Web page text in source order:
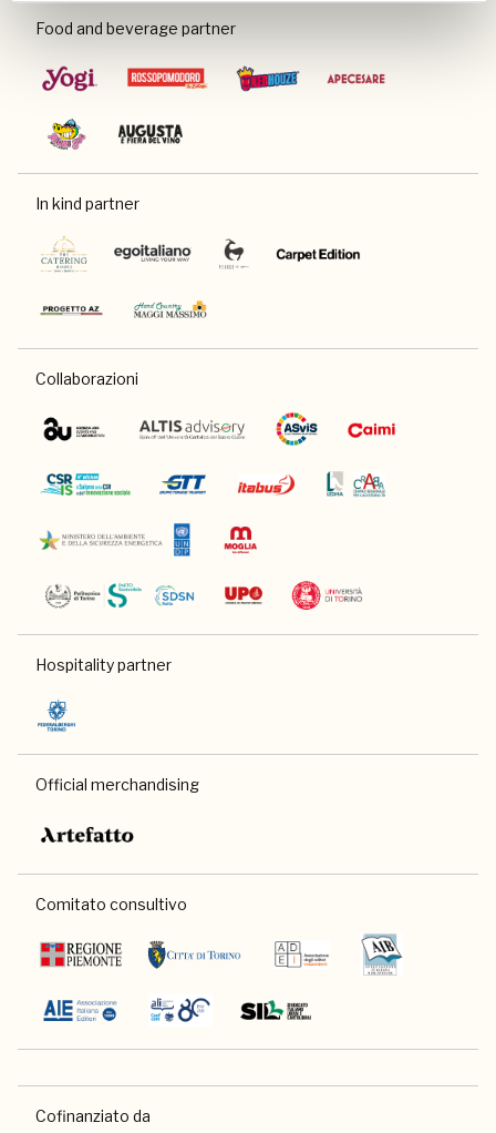
Food and beverage partner
In kind partner
Collaborazioni
Hospitality partner
Official merchandising
Comitato consultivo
Cofinanziato da